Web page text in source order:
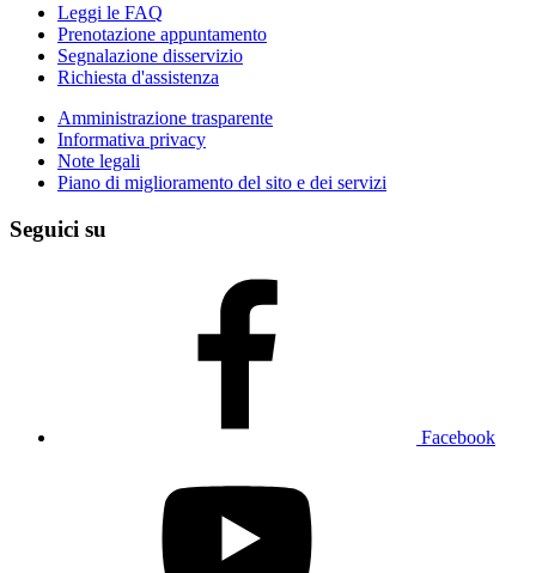
Leggi le FAQ
Prenotazione appuntamento
Segnalazione disservizio
Richiesta d'assistenza
Amministrazione trasparente
Informativa privacy
Note legali
Piano di miglioramento del sito e dei servizi
Seguici su
Facebook